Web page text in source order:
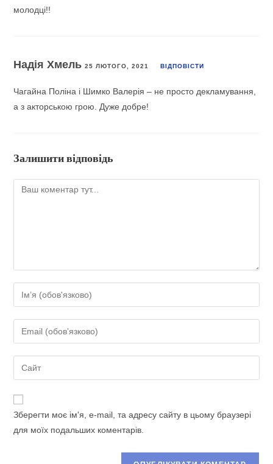
молодці!!
Надія Хмель25 ЛЮТОГО, 2021 ВІДПОВІCТИ
Чагайна Поліна і Шимко Валерія – не просто декламування,
а з акторською грою. Дуже добре!
Залишити відповідь
Зберегти моє ім'я, e-mail, та адресу сайту в цьому браузері
для моїх подальших коментарів.